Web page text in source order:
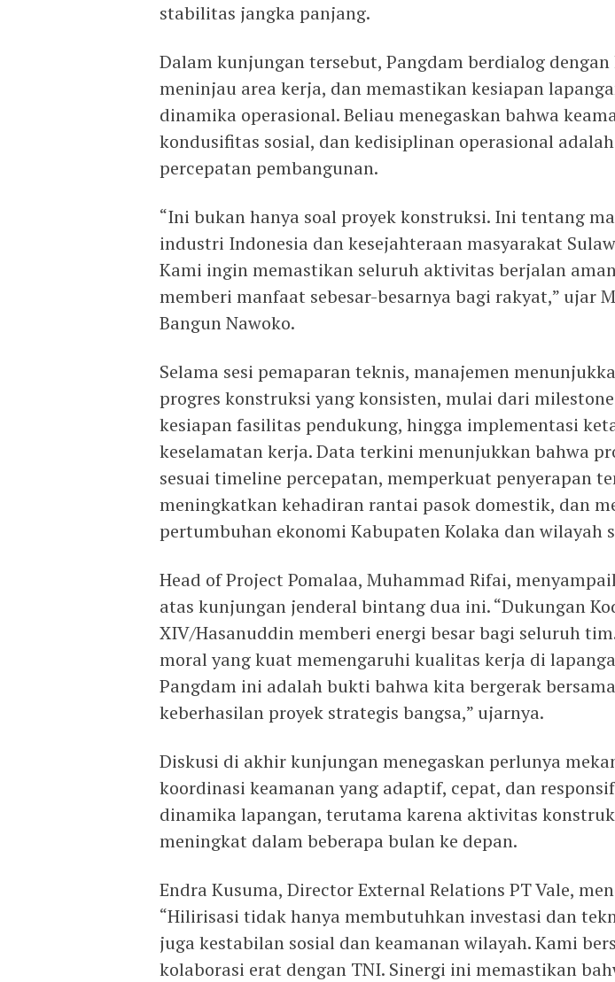
stabilitas jangka panjang.
Dalam kunjungan tersebut, Pangdam berdialog dengan
meninjau area kerja, dan memastikan kesiapan
dinamika operasional. Beliau menegaskan bahwa
kondusifitas sosial, dan kedisiplinan operasional
percepatan pembangunan.
“Ini bukan hanya soal proyek konstruksi. Ini tentang
industri Indonesia dan kesejahteraan masyarakat
Kami ingin memastikan seluruh aktivitas berjalan
memberi manfaat sebesar-besarnya bagi rakyat,” ujar
Bangun Nawoko.
Selama sesi pemaparan teknis, manajemen
progres konstruksi yang konsisten, mulai dari
kesiapan fasilitas pendukung, hingga implementasi
keselamatan kerja. Data terkini menunjukkan bahwa
sesuai timeline percepatan, memperkuat penyerapan
meningkatkan kehadiran rantai pasok domestik, dan
pertumbuhan ekonomi Kabupaten Kolaka dan wilayah
Head of Project Pomalaa, Muhammad Rifai,
atas kunjungan jenderal bintang dua ini. “Dukungan
XIV/Hasanuddin memberi energi besar bagi seluruh
moral yang kuat memengaruhi kualitas kerja di
Pangdam ini adalah bukti bahwa kita bergerak
keberhasilan proyek strategis bangsa,” ujarnya.
Diskusi di akhir kunjungan menegaskan perlunya
koordinasi keamanan yang adaptif, cepat, dan
dinamika lapangan, terutama karena aktivitas
meningkat dalam beberapa bulan ke depan.
Endra Kusuma, Director External Relations PT Vale,
“Hilirisasi tidak hanya membutuhkan investasi dan
juga kestabilan sosial dan keamanan wilayah. Kami
kolaborasi erat dengan TNI. Sinergi ini memastikan